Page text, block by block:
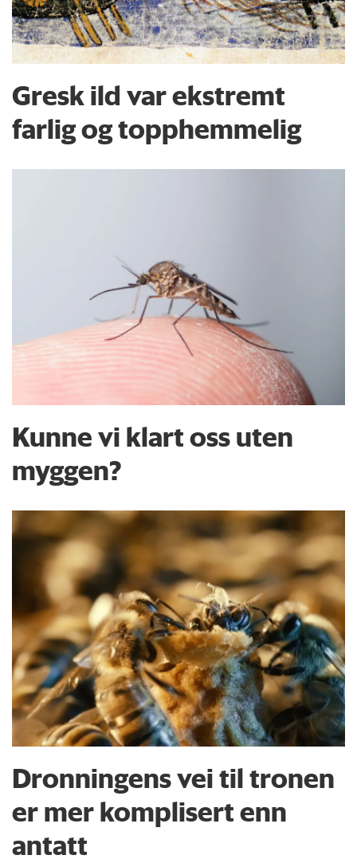
Gresk ild var ekstremt
farlig og topphemmelig
Kunne vi klart oss uten
myggen?
Dronningens vei til tronen
er mer komplisert enn
antatt